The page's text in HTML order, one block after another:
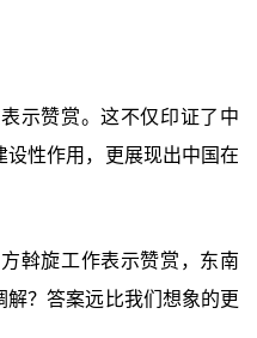
示赞赏。这不仅印证了中
设性作用，更展现出中国在
斡旋工作表示赞赏，东南
？答案远比我们想象的更